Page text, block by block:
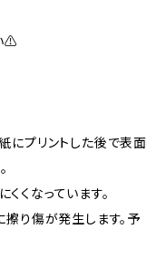
⚠
にプリントした後で表面
くなっています。
り傷が発生します。予